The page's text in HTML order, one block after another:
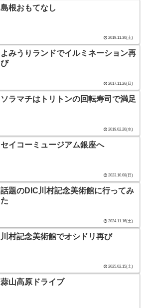
島根おもてなし
2019.11.30(土)
よみうりランドでイルミネーション再
び
2017.11.26(日)
ソラマチはトリトンの回転寿司で満足
2019.02.20(水)
セイコーミュージアム銀座へ
2023.10.08(日)
話題のDIC川村記念美術館に行ってみ
た
2024.11.16(土)
川村記念美術館でオシドリ再び
2025.02.15(土)
蒜山高原ドライブ